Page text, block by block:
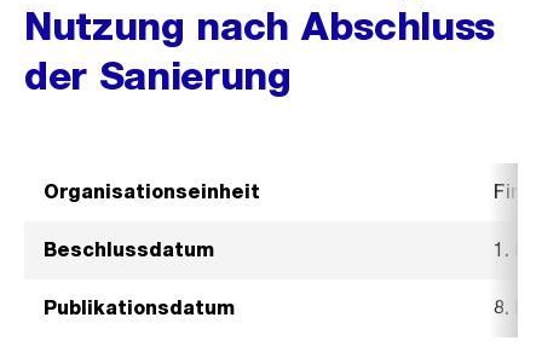
Nutzung nach Abschluss
der Sanierung
Organisationseinheit
Beschlussdatum 1.
Publikationsdatum 8.